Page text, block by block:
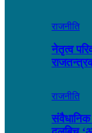
राजनीति
नेतृत्व
राजनीति
संवैधानिक